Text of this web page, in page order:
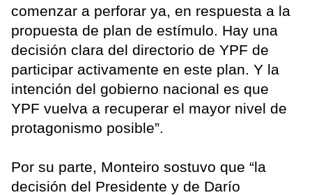
comenzar a perforar ya, en respuesta a la
propuesta de plan de estímulo. Hay una
decisión clara del directorio de YPF de
participar activamente en este plan. Y la
intención del gobierno nacional es que
YPF vuelva a recuperar el mayor nivel de
protagonismo posible”.
Por su parte, Monteiro sostuvo que “la
decisión del Presidente y de Darío